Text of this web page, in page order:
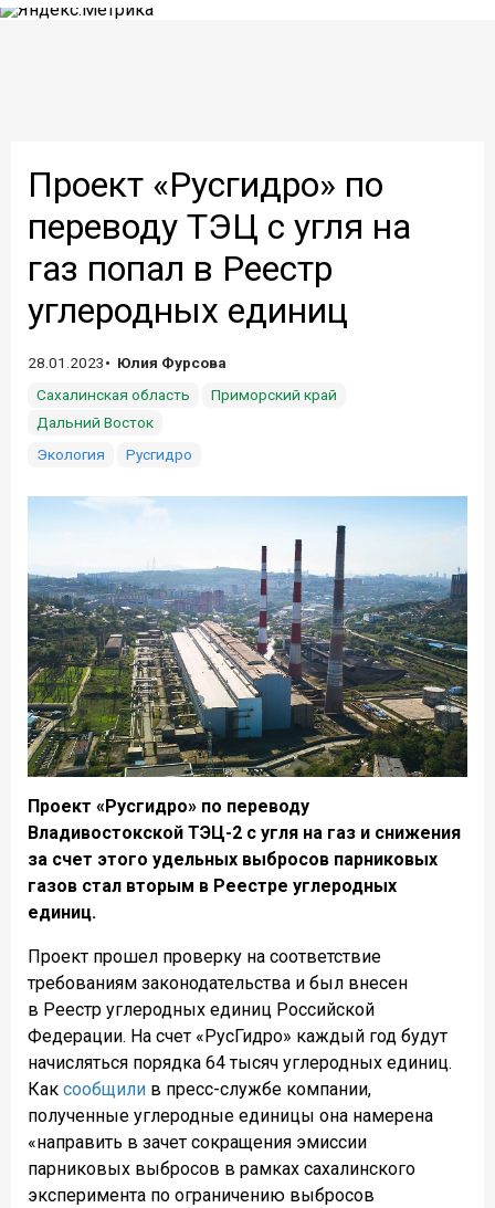
Проект «Русгидро» по
переводу ТЭЦ с угля на
газ попал в Реестр
углеродных единиц
28.01.2023
Юлия Фурсова
Сахалинская область
Приморский край
Дальний Восток
Экология
Русгидро
Проект «Русгидро» по переводу
Владивостокской ТЭЦ-2 с угля на газ и снижения
за счет этого удельных выбросов парниковых
газов стал вторым в Реестре углеродных
единиц.
Проект прошел проверку на соответствие
требованиям законодательства и был внесен
в Реестр углеродных единиц Российской
Федерации. На счет «РусГидро» каждый год будут
начисляться порядка 64 тысяч углеродных единиц.
Как сообщили в пресс-службе компании,
полученные углеродные единицы она намерена
«направить в зачет сокращения эмиссии
парниковых выбросов в рамках сахалинского
эксперимента по ограничению выбросов